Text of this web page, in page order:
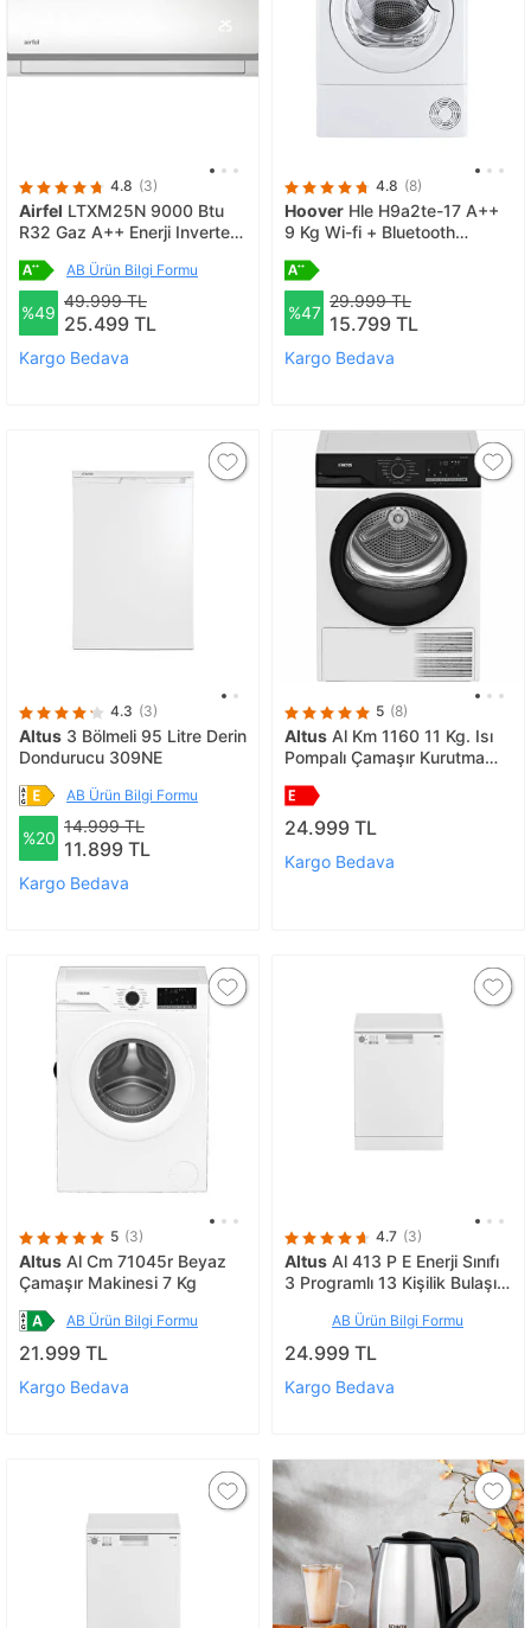
4.8 (3)
Airfel LTXM25N 9000 Btu
R32 Gaz A++ Enerji Inverter
AB Ürün Bilgi Formu
%49
49.999 TL
25.499 TL
Kargo Bedava
4.8 (8)
Hoover Hle H9a2te-17 A++
9 Kg Wi-fi + Bluetooth
Kurutma Makinesi
%47
29.999 TL
15.799 TL
Kargo Bedava
4.3 (3)
Altus 3 Bölmeli 95 Litre Derin
Dondurucu 309NE
AB Ürün Bilgi Formu
%20
14.999 TL
11.899 TL
Kargo Bedava
5 (8)
Altus Al Km 1160 11 Kg. Isı
Pompalı Çamaşır Kurutma
24.999 TL
Kargo Bedava
5 (3)
Altus Al Cm 71045r Beyaz
Çamaşır Makinesi 7 Kg
AB Ürün Bilgi Formu
21.999 TL
Kargo Bedava
4.7 (3)
Altus Al 413 P E Enerji Sınıfı
3 Programlı 13 Kişilik Bulaşık
AB Ürün Bilgi Formu
24.999 TL
Kargo Bedava